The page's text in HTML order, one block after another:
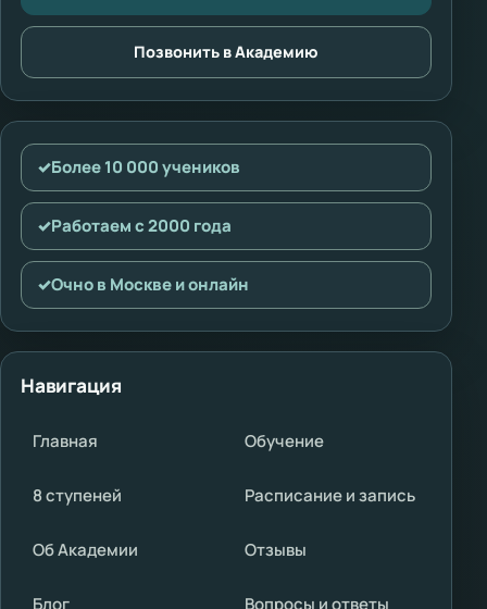
Позвонить в Академию
✓Более 10 000 учеников
✓Работаем с 2000 года
✓Очно в Москве и онлайн
Навигация
Главная Обучение
8 ступеней Расписание и запись
Об Академии Отзывы
Блог Вопросы и ответы